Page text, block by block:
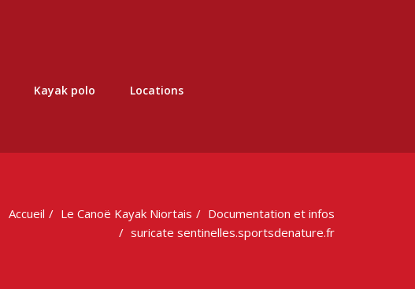
Kayak polo Locations
Accueil Le Canoë Kayak Niortais
Documentation et infos
suricate sentinelles.sportsdenature.fr